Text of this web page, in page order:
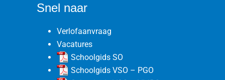
Snel naar
Verlofaanvraag
Vacatures
Schoolgids SO
Schoolgids VSO – PGO